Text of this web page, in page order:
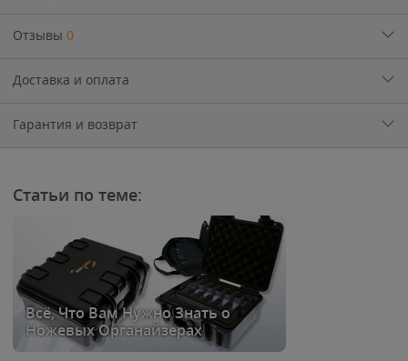
Отзывы 0
Доставка и оплата
Гарантия и возврат
Статьи по теме:
Всё, Что Вам Нужно Знать о
Ножевых Органайзерах